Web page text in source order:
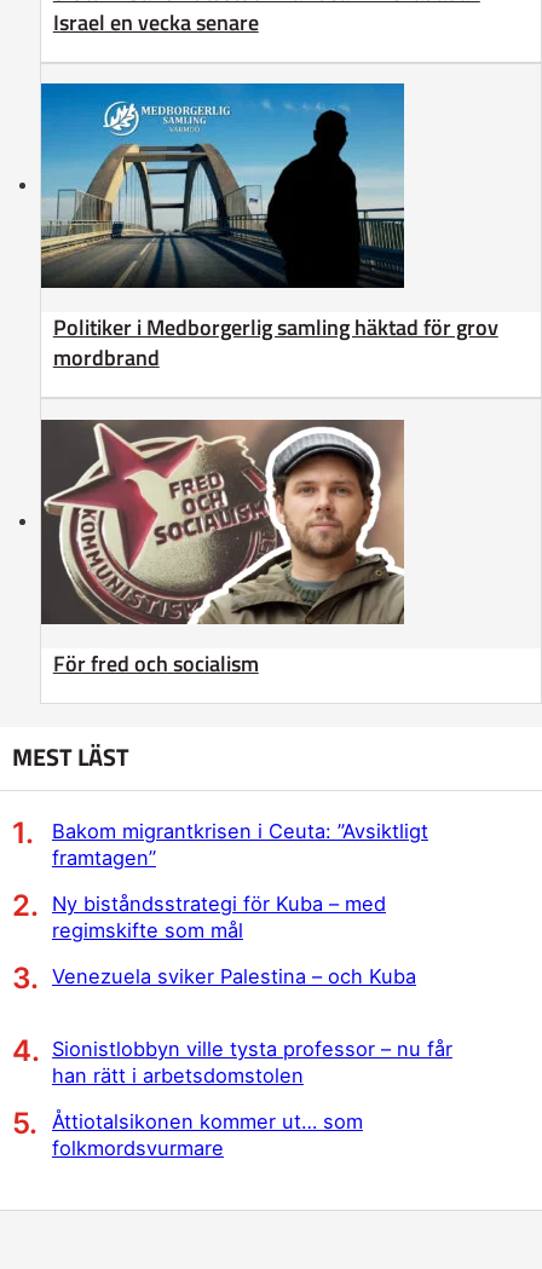
Israel en vecka senare
Politiker i Medborgerlig samling häktad för grov
mordbrand
För fred och socialism
MEST LÄST
Bakom migrantkrisen i Ceuta: ”Avsiktligt
framtagen”
Ny biståndsstrategi för Kuba – med
regimskifte som mål
Venezuela sviker Palestina – och Kuba
Sionistlobbyn ville tysta professor – nu får
han rätt i arbetsdomstolen
Åttiotalsikonen kommer ut… som
folkmordsvurmare